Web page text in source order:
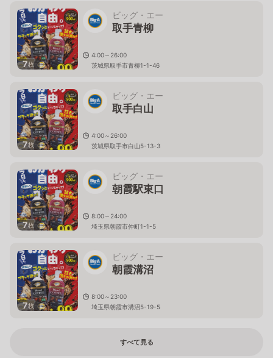
7枚
ビッグ・エー
取手青柳
4:00～26:00
茨城県取手市青柳1-1-46
7枚
ビッグ・エー
取手白山
4:00～26:00
茨城県取手市白山5-13-3
7枚
ビッグ・エー
朝霞駅東口
8:00～24:00
埼玉県朝霞市仲町1-1-5
7枚
ビッグ・エー
朝霞溝沼
8:00～23:00
埼玉県朝霞市溝沼5-19-5
すべて見る